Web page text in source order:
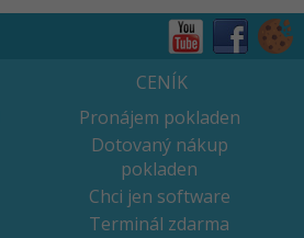
CENÍK
Pronájem pokladen
Dotovaný nákup
pokladen
Chci jen software
Terminál zdarma